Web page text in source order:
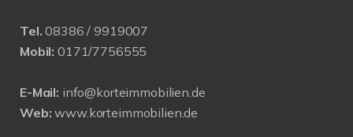
Tel. 08386 / 9919007
Mobil: 0171/7756555
E-Mail: info@korteimmobilien.de
Web: www.korteimmobilien.de